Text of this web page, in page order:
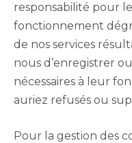
responsabilité pour
fonctionnement
de nos services
nous d’enregistrer
nécessaires à leur
auriez refusés ou
Pour la gestion des